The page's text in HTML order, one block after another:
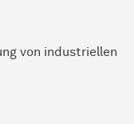
von industriellen